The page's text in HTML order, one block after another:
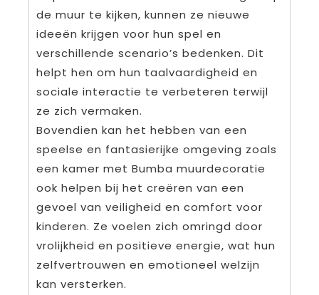
de muur te kijken, kunnen ze nieuwe
ideeën krijgen voor hun spel en
verschillende scenario’s bedenken. Dit
helpt hen om hun taalvaardigheid en
sociale interactie te verbeteren terwijl
ze zich vermaken.
Bovendien kan het hebben van een
speelse en fantasierijke omgeving zoals
een kamer met Bumba muurdecoratie
ook helpen bij het creëren van een
gevoel van veiligheid en comfort voor
kinderen. Ze voelen zich omringd door
vrolijkheid en positieve energie, wat hun
zelfvertrouwen en emotioneel welzijn
kan versterken.